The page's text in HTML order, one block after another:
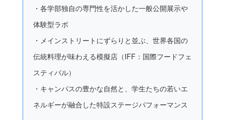
・各学部独自の専門性を活かした一般公開展示や
体験型ラボ
・メインストリートにずらりと並ぶ、世界各国の
伝統料理が味わえる模擬店（IFF：国際フードフェ
スティバル）
・キャンパスの豊かな自然と、学生たちの若いエ
ネルギーが融合した特設ステージパフォーマンス